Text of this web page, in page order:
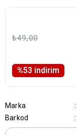
%53 i̇ndirim
₺49,00
Marka :
Barkod
: